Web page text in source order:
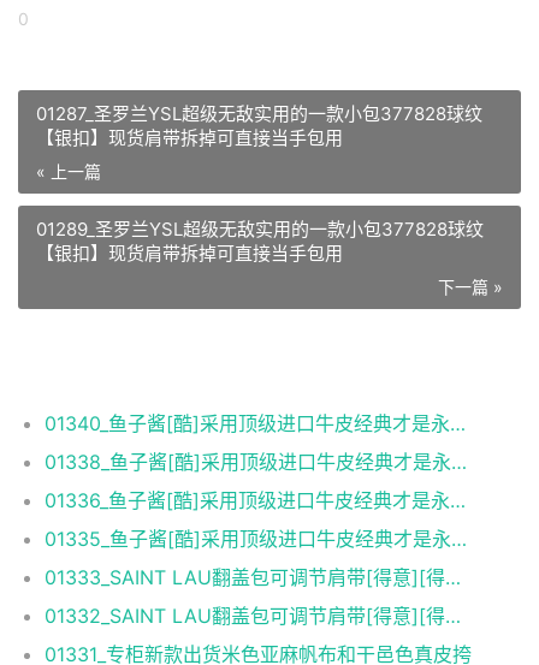
0
01287_圣罗兰YSL超级无敌实用的一款小包377828球纹
【银扣】现货肩带拆掉可直接当手包用
« 上一篇
01289_圣罗兰YSL超级无敌实用的一款小包377828球纹
【银扣】现货肩带拆掉可直接当手包用
下一篇 »
01340_鱼子酱[酷]采用顶级进口牛皮经典才是永恒！
01338_鱼子酱[酷]采用顶级进口牛皮经典才是永恒！
01336_鱼子酱[酷]采用顶级进口牛皮经典才是永恒！
01335_鱼子酱[酷]采用顶级进口牛皮经典才是永恒！
01333_SAINT LAU翻盖包可调节肩带[得意][得意]小牛皮
01332_SAINT LAU翻盖包可调节肩带[得意][得意]小牛皮
01331_专柜新款出货米色亚麻帆布和干邑色真皮挎